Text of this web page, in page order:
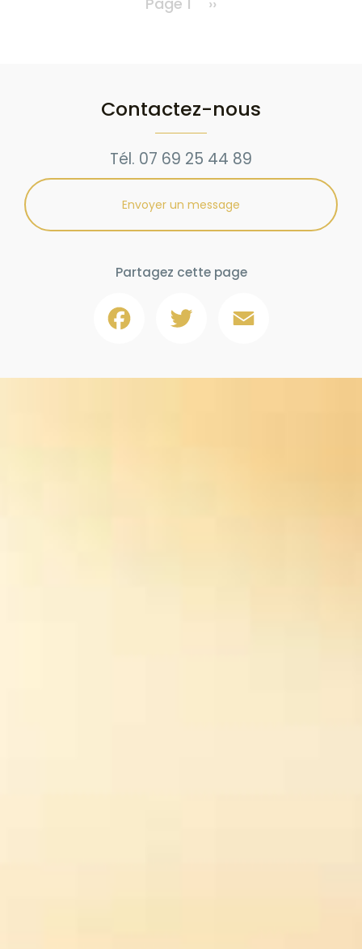
Contactez-nous
Tél. 07 69 25 44 89
Envoyer un message
Partagez cette page